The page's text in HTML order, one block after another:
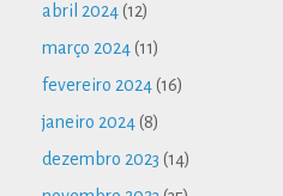
abril 2024(12)
março 2024(11)
fevereiro 2024(16)
janeiro 2024(8)
dezembro 2023 (14)